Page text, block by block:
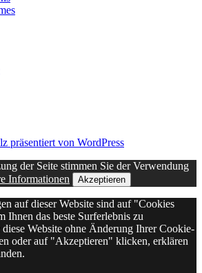
präsentiert von WordPress
der Seite stimmen Sie der Verwendung
Informationen Akzeptieren
auf dieser Website sind auf "Cookies
Ihnen das beste Surferlebnis zu
Website ohne Änderung Ihrer Cookie-
oder auf "Akzeptieren" klicken, erklären